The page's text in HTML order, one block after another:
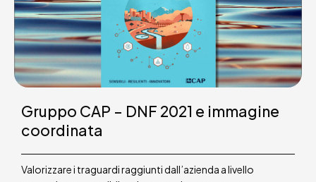
Gruppo CAP – DNF 2021 e immagine
coordinata
Valorizzare i traguardi raggiunti dall’azienda a livello